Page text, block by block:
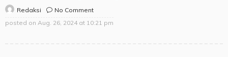
Redaksi
No Comment
posted on Aug. 26, 2024 at 10:21 pm